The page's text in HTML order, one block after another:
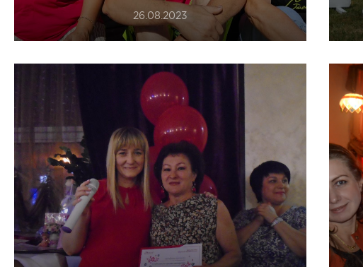
Для мочеполовой системы
Сопутствующие товары
Все товары в категории
26.08.2023